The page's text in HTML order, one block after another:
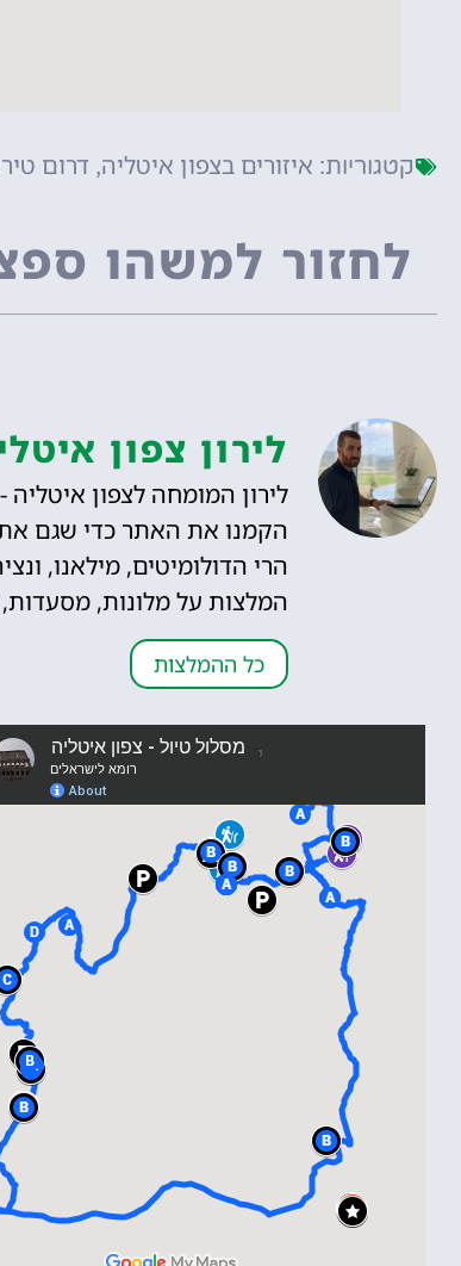
קטגוריות: איזורים בצפון איטליה, דרום
לחזור למשהו
לירון צפון
הקמנו את האתר כדי שגם
הרי הדולומיטים, מילאנו,
המלצות על מלונות, מסעדות,
כל ההמלצות